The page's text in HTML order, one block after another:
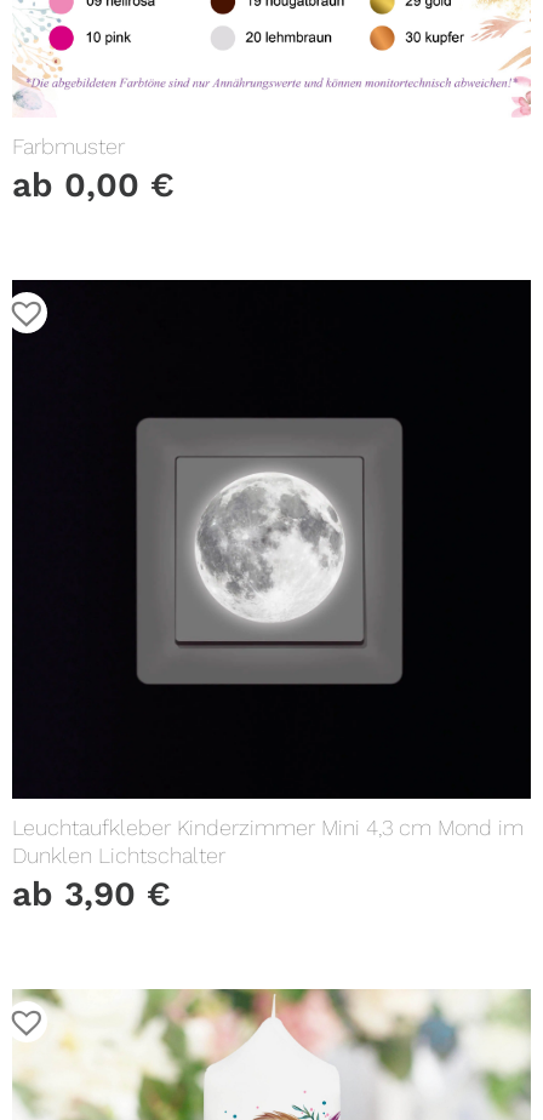
Farbmuster
ab 0,00 €
Leuchtaufkleber Kinderzimmer Mini 4,3 cm Mond im
Dunklen Lichtschalter
ab 3,90 €